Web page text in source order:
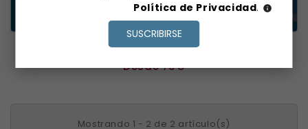
PRUEBA DE ACCESO A GRADO SUPERIOR ONLINE
Precio
Desde 75€
Mostrando 1 - 2 de 2 artículo(s)
Política de Privacidad. info
SUSCRIBIRSE